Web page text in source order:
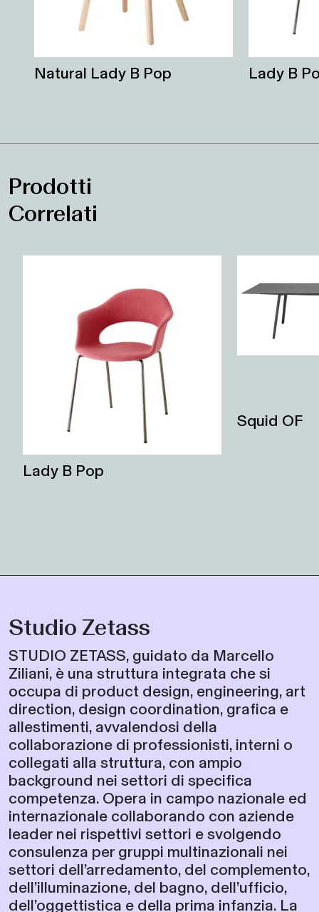
Natural Lady B Pop Lady B
Prodotti
Correlati
Lady B Pop
Squid OF
Studio Zetass
STUDIO ZETASS, guidato da Marcello
Ziliani, è una struttura integrata che si
occupa di product design, engineering, art
direction, design coordination, grafica e
allestimenti, avvalendosi della
collaborazione di professionisti, interni o
collegati alla struttura, con ampio
background nei settori di specifica
competenza. Opera in campo nazionale ed
internazionale collaborando con aziende
leader nei rispettivi settori e svolgendo
consulenza per gruppi multinazionali nei
settori dell’arredamento, del complemento,
dell’illuminazione, del bagno, dell’ufficio,
dell’oggettistica e della prima infanzia. La